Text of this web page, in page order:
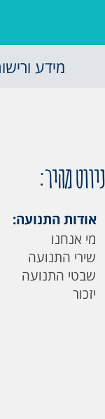
מידע
ניווט מהיר:
אודות התנועה:
מי אנחנו
שירי התנועה
שבטי התנועה
יזכור